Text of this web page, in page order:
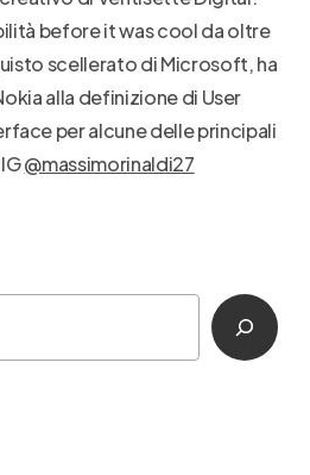
before it was cool da oltre
scellerato di Microsoft, ha
alla definizione di User
per alcune delle principali
@massimorinaldi27